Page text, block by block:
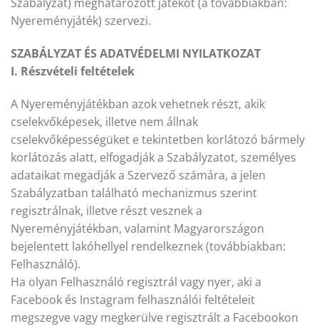
Nyereményjáték) szervezi.
SZABÁLYZAT ÉS ADATVÉDELMI NYILATKOZAT
I. Részvételi feltételek
A Nyereményjátékban azok vehetnek részt, akik
cselekvőképesek, illetve nem állnak
cselekvőképességüket e tekintetben korlátozó bármely
korlátozás alatt, elfogadják a Szabályzatot, személyes
adataikat megadják a Szervező számára, a jelen
Szabályzatban található mechanizmus szerint
regisztrálnak, illetve részt vesznek a
Nyereményjátékban, valamint Magyarországon
bejelentett lakóhellyel rendelkeznek (továbbiakban:
Felhasználó).
Ha olyan Felhasználó regisztrál vagy nyer, aki a
Facebook és Instagram felhasználói feltételeit
megszegve vagy megkerülve regisztrált a Facebookon